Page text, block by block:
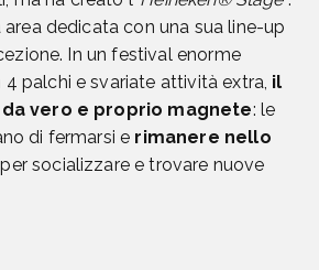
dedicata con una sua line-up
In un festival enorme
palchi e svariate attività extra, il
vero e proprio magnete: le
di fermarsi e rimanere nello
per socializzare e trovare nuove